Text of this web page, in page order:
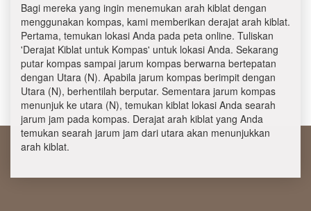
Bagi mereka yang ingin menemukan arah kiblat dengan
menggunakan kompas, kami memberikan derajat arah kiblat.
Pertama, temukan lokasi Anda pada peta online. Tuliskan
'Derajat Kiblat untuk Kompas' untuk lokasi Anda. Sekarang
putar kompas sampai jarum kompas berwarna bertepatan
dengan Utara (N). Apabila jarum kompas berimpit dengan
Utara (N), berhentilah berputar. Sementara jarum kompas
menunjuk ke utara (N), temukan kiblat lokasi Anda searah
jarum jam pada kompas. Derajat arah kiblat yang Anda
temukan searah jarum jam dari utara akan menunjukkan
arah kiblat.